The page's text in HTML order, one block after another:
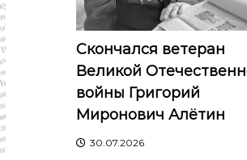
р
а
в
д
"
К
о
с
т
р
о
м
ы
Скончался ветеран
Великой
войны Григорий
Миронович Алётин
30.07.2026